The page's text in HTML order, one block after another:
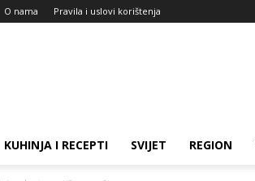
O nama Pravila i uslovi korištenja
KUHINJA I RECEPTI SVIJET REGION